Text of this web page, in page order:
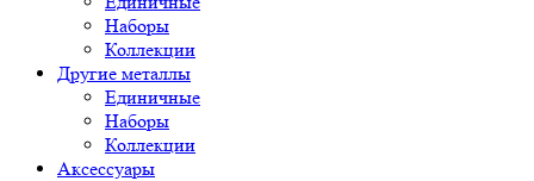
Наборы
Коллекции
Другие металлы
Единичные
Наборы
Коллекции
Аксессуары